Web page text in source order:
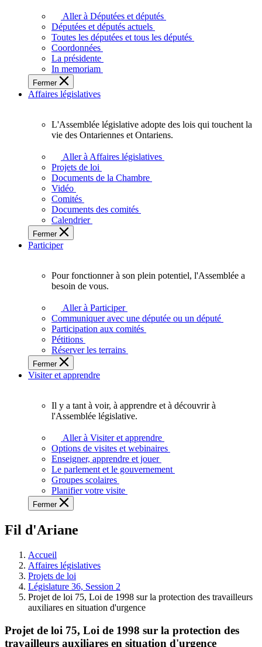
députés
vous
représentent
sein
de
l'Assemblée
législative
l'Ontario.
Aller à Députées et députés
Députées et députés actuels
Toutes les députées et tous les députés
Coordonnées
La présidente
In memoriam
Fermer
Affaires législatives
L'Assemblée
adopte
touchent
des
Ontariennes
et
L'Assemblée législative adopte des lois qui touchent la
vie des Ontariennes et Ontariens.
Aller à Affaires législatives
Projets de loi
Documents de la Chambre
Vidéo
Comités
Documents des comités
Calendrier
Fermer
Participer
plein
potentiel,
l'Assemblée
a
besoin
de
Pour fonctionner à son plein potentiel, l'Assemblée a
besoin de vous.
Aller à Participer
Communiquer avec une députée ou un député
Participation aux comités
Pétitions
Réserver les terrains
Fermer
Visiter et apprendre
voir,
apprendre
et
à
à
législative.
Il y a tant à voir, à apprendre et à découvrir à
l'Assemblée législative.
Aller à Visiter et apprendre
Options de visites et webinaires
Enseigner, apprendre et jouer
Le parlement et le gouvernement
Groupes scolaires
Planifier votre visite
Fermer
Fil d'Ariane
Accueil
Affaires législatives
Projets de loi
Législature 36, Session 2
Projet de loi 75, Loi de 1998 sur la protection des travailleurs
auxiliares en situation d'urgence
Projet de loi 75, Loi de 1998 sur la protection des
travailleurs auxiliares en situation d'urgence